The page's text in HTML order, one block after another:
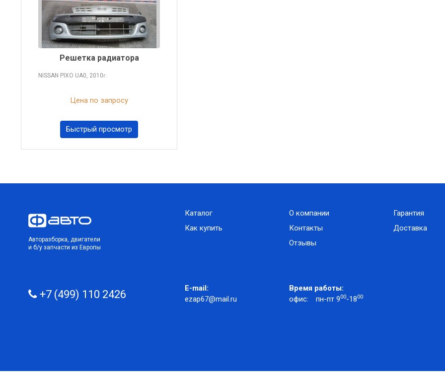
Решетка радиатора
NISSAN PIXO UA0, 2010г.
Цена по запросу
Быстрый просмотр
Авторазборка, двигатели
и б/у запчасти из Европы
Каталог
Как купить
О компании
Контакты
Отзывы
Гарантия
Доставка
+7 (499) 110 2426
E-mail:
ezap67@mail.ru
Время работы:
офис:
пн-пт 900-1800